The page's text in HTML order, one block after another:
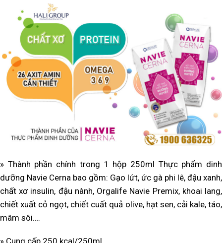
» Thành phần chính trong 1 hộp 250ml Thực phẩm dinh
dưỡng Navie Cerna bao gồm: Gạo lứt, ức gà phi lê, đậu xanh,
chất xơ insulin, đậu nành, Orgalife Navie Premix, khoai lang,
chiết xuất cỏ ngọt, chiết cuất quả olive, hạt sen, cải kale, táo,
mâm sôi….
» Cung cấp 250 kcal/250ml